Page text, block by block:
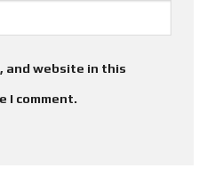
and website in this
I comment.